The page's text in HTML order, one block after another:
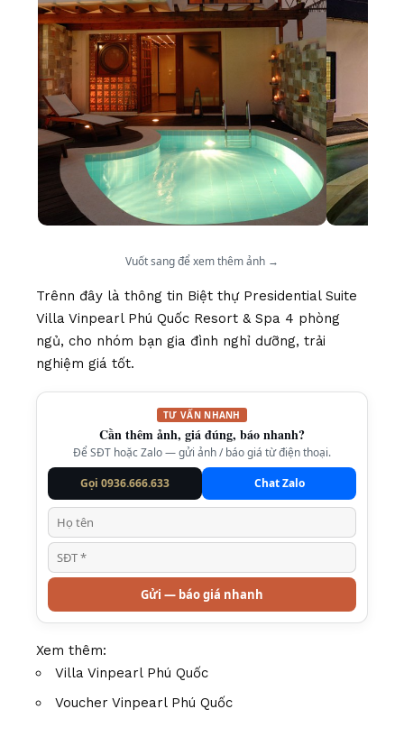
Vuốt sang để xem thêm ảnh →
Trênn đây là thông tin Biệt thự Presidential Suite
Villa Vinpearl Phú Quốc Resort & Spa 4 phòng
ngủ, cho nhóm bạn gia đình nghỉ dưỡng, trải
nghiệm giá tốt.
TƯ VẤN NHANH
Cần thêm ảnh, giá đúng, báo nhanh?
Để SĐT hoặc Zalo — gửi ảnh / báo giá từ điện thoại.
Gọi 0936.666.633
Chat Zalo
Gửi — báo giá nhanh
Xem thêm:
Villa Vinpearl Phú Quốc
Voucher Vinpearl Phú Quốc